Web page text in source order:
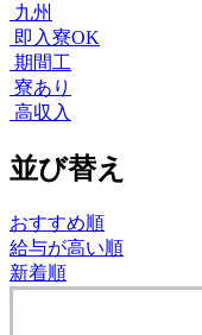
九州
即入寮OK
期間工
寮あり
高収入
並び替え
おすすめ順
給与が高い順
新着順